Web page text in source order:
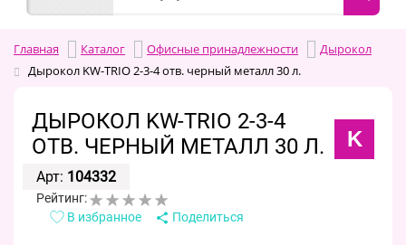
Главная Каталог Офисные принадлежности
Дырокол
Дырокол KW-TRIO 2-3-4 отв. черный металл 30 л.
ДЫРОКОЛ KW-TRIO 2-3-4
ОТВ. ЧЕРНЫЙ МЕТАЛЛ 30 Л.
K
Арт: 104332
Рейтинг:
В избранное
Поделиться